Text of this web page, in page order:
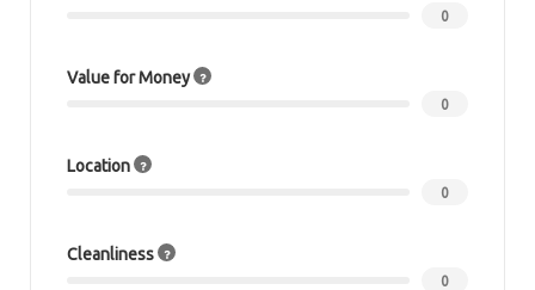
0
Value for Money
0
Location
0
Cleanliness
0